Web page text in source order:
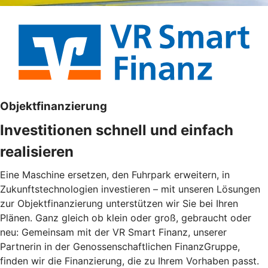
Objektfinanzierung
Investitionen schnell und einfach
realisieren
Eine Maschine ersetzen, den Fuhrpark erweitern, in
Zukunftstechnologien investieren – mit unseren Lösungen
zur Objektfinanzierung unterstützen wir Sie bei Ihren
Plänen. Ganz gleich ob klein oder groß, gebraucht oder
neu: Gemeinsam mit der VR Smart Finanz, unserer
Partnerin in der Genossenschaftlichen FinanzGruppe,
finden wir die Finanzierung, die zu Ihrem Vorhaben passt.